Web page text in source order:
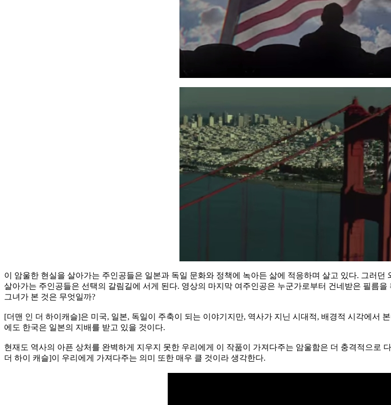
이 암울한 현실을 살아가는 주인공들은 일본과 독일 문화와 정책에 녹아든 삶에 적응하며 살고 있다. 그러
살아가는 주인공들은 선택의 갈림길에 서게 된다. 영상의 마지막 여주인공은 누군가로부터 건네받은 필름
그녀가 본 것은 무엇일까?
[더맨 인 더 하이캐슬]은 미국, 일본, 독일이 주축이 되는 이야기지만, 역사가 지닌 시대적, 배경적 시각에서
에도 한국은 일본의 지배를 받고 있을 것이다.
현재도 역사의 아픈 상처를 완벽하게 지우지 못한 우리에게 이 작품이 가져다주는 암울함은 더 충격적으로
더 하이 캐슬]이 우리에게 가져다주는 의미 또한 매우 클 것이라 생각한다.